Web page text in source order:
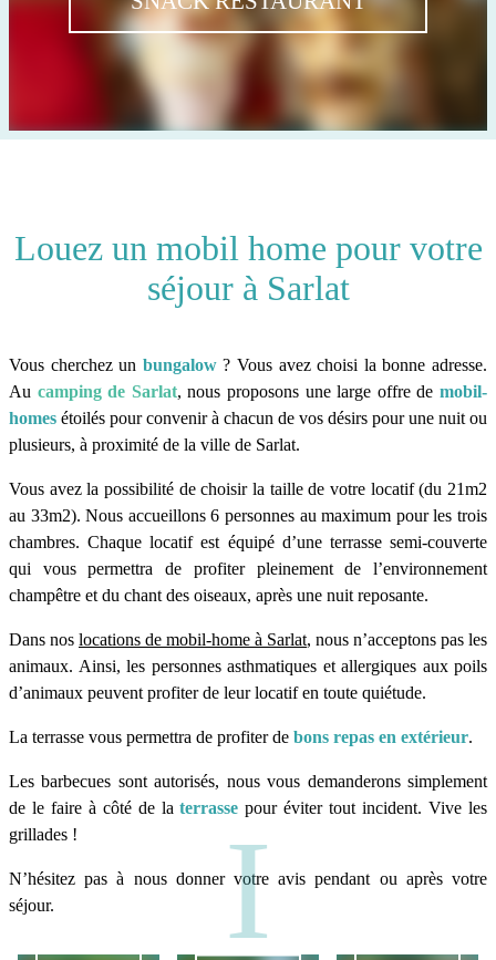
Louez un mobil home pour votre
séjour à Sarlat
Vous cherchez un bungalow? Vous avez choisi la bonne adresse.
Au camping de Sarlat, nous proposons une large offre demobil-
homes étoilés pour convenir à chacun de vos désirs pour une nuit ou
plusieurs, à proximité de la ville de Sarlat.
Vous avez la possibilité de choisir la taille de votre locatif (du 21m2
au 33m2). Nous accueillons 6 personnes au maximum pour les trois
chambres. Chaque locatif est équipé d’une terrasse semi-couverte
qui vous permettra de profiter pleinement de l’environnement
champêtre et du chant des oiseaux, après une nuit reposante.
Dans nos locations de mobil-home à Sarlat, nous n’acceptons pas les
animaux. Ainsi, les personnes asthmatiques et allergiques aux poils
d’animaux peuvent profiter de leur locatif en toute quiétude.
La terrasse vous permettra de profiter de bons repas en extérieur.
Les barbecues sont autorisés, nous vous demanderons simplement
de le faire à côté de laterrasse pour éviter tout incident. Vive les
grillades !
N’hésitez pas à nous donner votre avis pendant ou après votre
séjour.